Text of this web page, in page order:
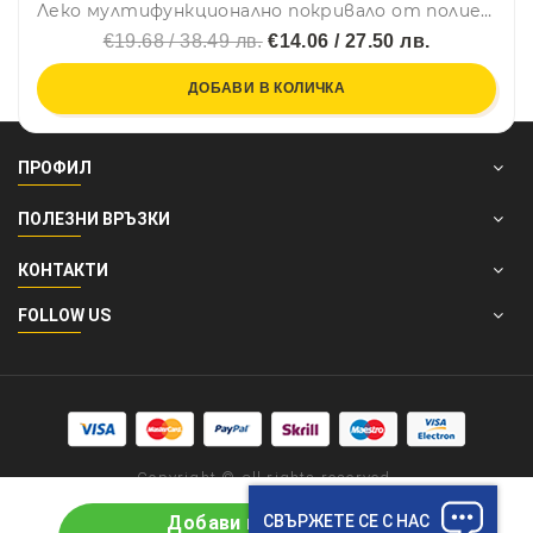
Добави в количката
Леко мултифункционално покривало от полиетилен, универсално, ГОЛЯМО/ 3 х 4 м
€19.68 / 38.49 лв.€14.06 / 27.50 лв.
ДОБАВИ В КОЛИЧКА
ПРОФИЛ
ПОЛЕЗНИ ВРЪЗКИ
КОНТАКТИ
FOLLOW US
Copyright © all rights reserved.
СВЪРЖЕТЕ СЕ С НАС